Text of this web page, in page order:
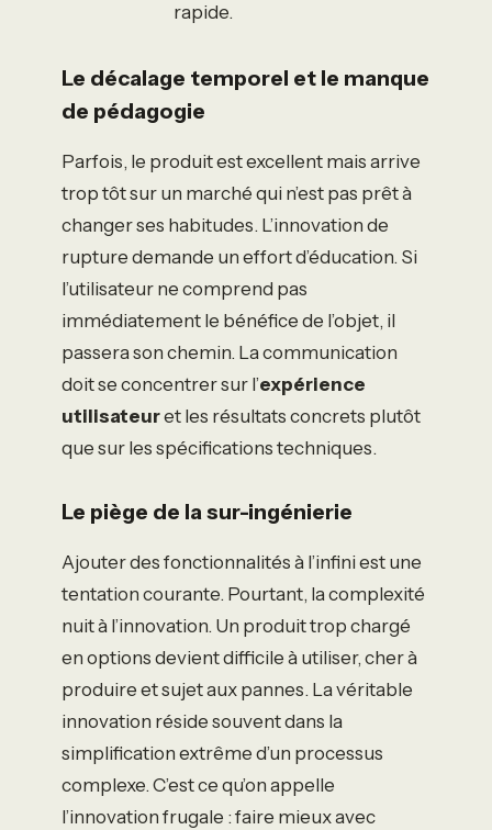
rapide.
Le décalage temporel et le manque
de pédagogie
Parfois, le produit est excellent mais arrive
trop tôt sur un marché qui n’est pas prêt à
changer ses habitudes. L’innovation de
rupture demande un effort d’éducation. Si
l’utilisateur ne comprend pas
immédiatement le bénéfice de l’objet, il
passera son chemin. La communication
doit se concentrer sur l’expérience
utilisateuret les résultats concrets plutôt
que sur les spécifications techniques.
Le piège de la sur-ingénierie
Ajouter des fonctionnalités à l’infini est une
tentation courante. Pourtant, la complexité
nuit à l’innovation. Un produit trop chargé
en options devient difficile à utiliser, cher à
produire et sujet aux pannes. La véritable
innovation réside souvent dans la
simplification extrême d’un processus
complexe. C’est ce qu’on appelle
l’innovation frugale : faire mieux avec